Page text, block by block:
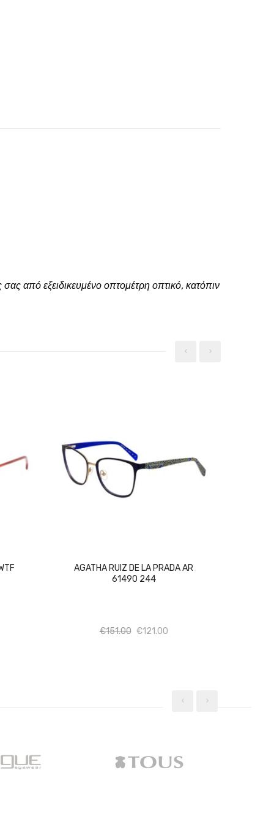
από εξειδικευμένο οπτομέτρη οπτικό, κατόπιν
AGATHA RUIZ DE LA PRADA AR
61490 244
€151.00 Ποσότητα
€121.00Ποσότητα